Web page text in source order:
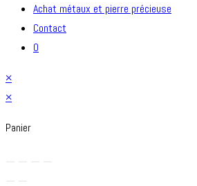
Achat métaux et pierre précieuse
Contact
0
×
×
Panier